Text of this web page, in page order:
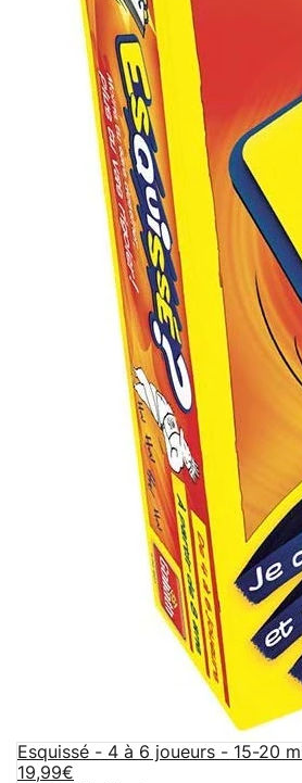
Esquissé - 4 à 6 joueurs - 15-20
19,99€